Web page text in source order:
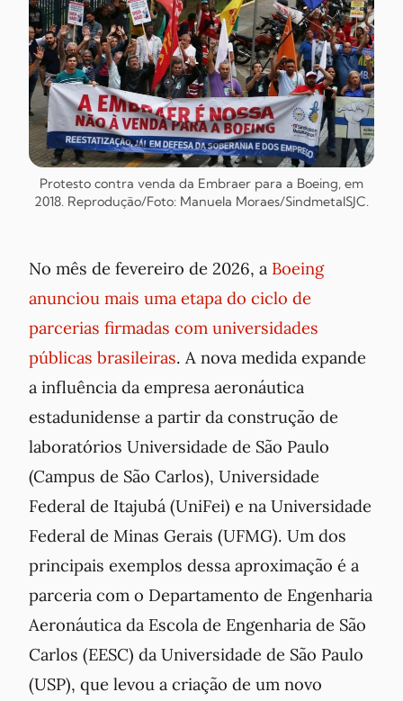
Protesto contra venda da Embraer para a Boeing, em
2018. Reprodução/Foto: Manuela Moraes/SindmetalSJC.
No mês de fevereiro de 2026, a Boeing
anunciou mais uma etapa do ciclo de
parcerias firmadas com universidades
públicas brasileiras. A nova medida expande
a influência da empresa aeronáutica
estadunidense a partir da construção de
laboratórios Universidade de São Paulo
(Campus de São Carlos), Universidade
Federal de Itajubá (UniFei) e na Universidade
Federal de Minas Gerais (UFMG). Um dos
principais exemplos dessa aproximação é a
parceria com o Departamento de Engenharia
Aeronáutica da Escola de Engenharia de São
Carlos (EESC) da Universidade de São Paulo
(USP), que levou a criação de um novo